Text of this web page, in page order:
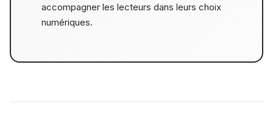
accompagner les lecteurs dans leurs choix
numériques.